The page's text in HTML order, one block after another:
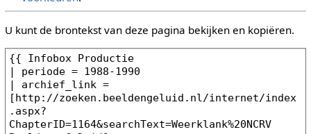
U kunt de brontekst van deze pagina bekijken en kopiëren.